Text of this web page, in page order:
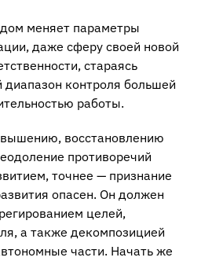
меняет параметры
даже сферу своей новой
стараясь
контроля большей
работы.
восстановлению
противоречий
точнее — признание
опасен. Он должен
целей,
а также декомпозицией
части. Начать же